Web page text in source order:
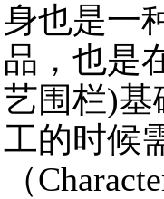
身也是一
品，也是
艺围栏)基
工的时候
（